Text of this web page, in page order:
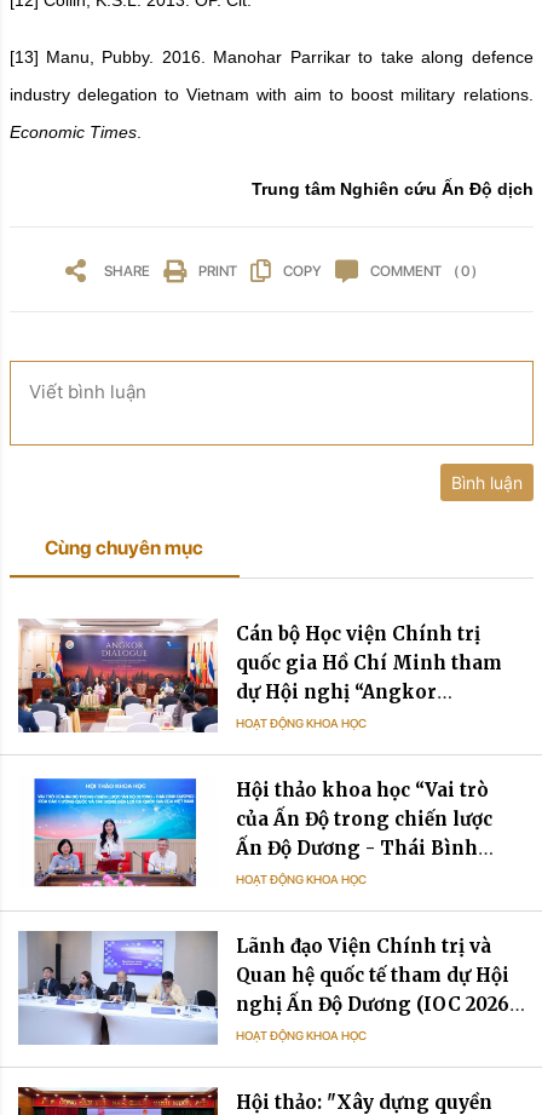
[13] Manu, Pubby. 2016. Manohar Parrikar to take along defence
industry delegation to Vietnam with aim to boost military relations.
Economic Times.
Trung tâm Nghiên cứu Ấn Độ dịch
SHARE PRINT COPY COMMENT ( 0 )
Viết bình luận
Bình luận
Cùng chuyên mục
Cán bộ Học viện Chính trị
quốc gia Hồ Chí Minh tham
dự Hội nghị “Angkor
Dialogue” về hợp tác Ấn Độ -
Mekong
HOẠT ĐỘNG KHOA HỌC
Hội thảo khoa học “Vai trò
của Ấn Độ trong chiến lược
Ấn Độ Dương - Thái Bình
Dương của các cường quốc và
tác động đến lợi ích quốc gia
của Việt Nam”
HOẠT ĐỘNG KHOA HỌC
Lãnh đạo Viện Chính trị và
Quan hệ quốc tế tham dự Hội
nghị Ấn Độ Dương (IOC 2026)
tại Mauritius
HOẠT ĐỘNG KHOA HỌC
Hội thảo: "Xây dựng quyền